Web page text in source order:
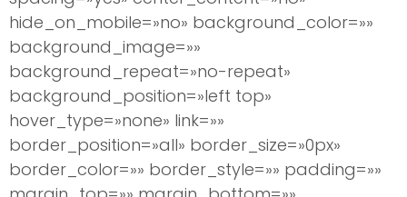
hide_on_mobile=»no» background_color=»»
background_image=»»
background_repeat=»no-repeat»
background_position=»left top»
hover_type=»none» link=»»
border_position=»all» border_size=»0px»
border_color=»» border_style=»» padding=»»